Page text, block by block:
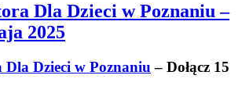
Dla Dzieci w Poznaniu –
2025
Dzieci w Poznaniu – Dołącz 15